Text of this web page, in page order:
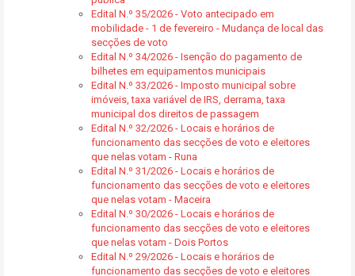
Edital N.º 35/2026 - Voto antecipado em
mobilidade - 1 de fevereiro - Mudança de local das
secções de voto
Edital N.º 34/2026 - Isenção do pagamento de
bilhetes em equipamentos municipais
Edital N.º 33/2026 - Imposto municipal sobre
imóveis, taxa variável de IRS, derrama, taxa
municipal dos direitos de passagem
Edital N.º 32/2026 - Locais e horários de
funcionamento das secções de voto e eleitores
que nelas votam - Runa
Edital N.º 31/2026 - Locais e horários de
funcionamento das secções de voto e eleitores
que nelas votam - Maceira
Edital N.º 30/2026 - Locais e horários de
funcionamento das secções de voto e eleitores
que nelas votam - Dois Portos
Edital N.º 29/2026 - Locais e horários de
funcionamento das secções de voto e eleitores